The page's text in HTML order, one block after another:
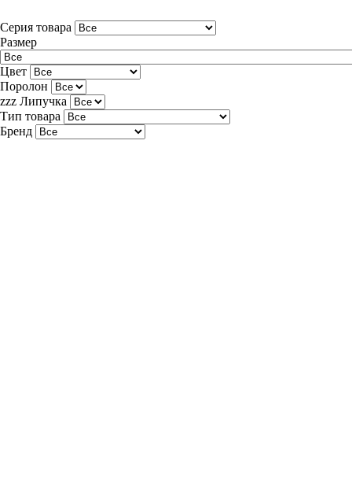
Серия товара
Размер
Цвет
Поролон
zzz Липучка
Тип товара
Бренд